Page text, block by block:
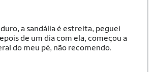
a sandália é estreita, peguei
de um dia com ela, começou a
do meu pé, não recomendo.